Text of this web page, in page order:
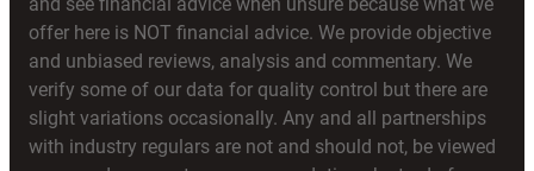
offer here is NOT financial advice. We provide objective
and unbiased reviews, analysis and commentary. We
verify some of our data for quality control but there are
slight variations occasionally. Any and all partnerships
with industry regulars are not and should not, be viewed